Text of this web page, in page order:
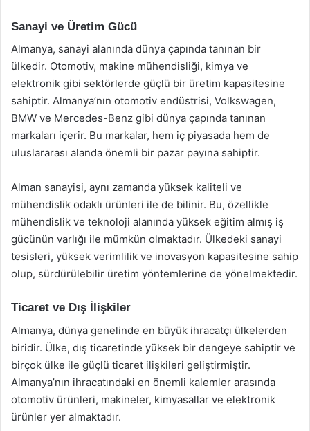
Sanayi ve Üretim Gücü
Almanya, sanayi alanında dünya çapında tanınan bir
ülkedir. Otomotiv, makine mühendisliği, kimya ve
elektronik gibi sektörlerde güçlü bir üretim kapasitesine
sahiptir. Almanya’nın otomotiv endüstrisi, Volkswagen,
BMW ve Mercedes-Benz gibi dünya çapında tanınan
markaları içerir. Bu markalar, hem iç piyasada hem de
uluslararası alanda önemli bir pazar payına sahiptir.
Alman sanayisi, aynı zamanda yüksek kaliteli ve
mühendislik odaklı ürünleri ile de bilinir. Bu, özellikle
mühendislik ve teknoloji alanında yüksek eğitim almış iş
gücünün varlığı ile mümkün olmaktadır. Ülkedeki sanayi
tesisleri, yüksek verimlilik ve inovasyon kapasitesine sahip
olup, sürdürülebilir üretim yöntemlerine de yönelmektedir.
Ticaret ve Dış İlişkiler
Almanya, dünya genelinde en büyük ihracatçı ülkelerden
biridir. Ülke, dış ticaretinde yüksek bir dengeye sahiptir ve
birçok ülke ile güçlü ticaret ilişkileri geliştirmiştir.
Almanya’nın ihracatındaki en önemli kalemler arasında
otomotiv ürünleri, makineler, kimyasallar ve elektronik
ürünler yer almaktadır.